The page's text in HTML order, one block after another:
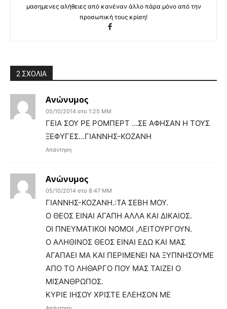
μασημενες αλήθειες από κανέναν άλλο πάρα μόνο από την
προσωπική τους κρίση!
2 ΣΧΟΛΙΑ
Ανώνυμος
05/10/2014 στο 1:25 ΜΜ
ΓΕΙΑ ΣΟΥ ΡΕ ΡΟΜΠΕΡΤ …ΣΕ ΑΦΗΣΑΝ Η ΤΟΥΣ
ΞΕΦΥΓΕΣ…ΓΙΑΝΝΗΣ-ΚΟΖΑΝΗ
Απάντηση
Ανώνυμος
05/10/2014 στο 8:47 ΜΜ
ΓΙΑΝΝΗΣ-ΚΟΖΑΝΗ.:ΤΑ ΣΕΒΗ ΜΟΥ.
Ο ΘΕΟΣ ΕΙΝΑΙ ΑΓΑΠΗ ΑΛΛΑ ΚΑΙ ΔΙΚΑΙΟΣ.
ΟΙ ΠΝΕΥΜΑΤΙΚΟΙ ΝΟΜΟΙ ,ΛΕΙΤΟΥΡΓΟΥΝ.
Ο ΑΛΗΘΙΝΟΣ ΘΕΟΣ ΕΙΝΑΙ ΕΔΩ ΚΑΙ ΜΑΣ
ΑΓΑΠΑΕΙ ΜΑ ΚΑΙ ΠΕΡΙΜΕΝΕΙ ΝΑ ΞΥΠΝΗΣΟΥΜΕ
ΑΠΟ ΤΟ ΛΗΘΑΡΓΟ ΠΟΥ ΜΑΣ ΤΑΙΖΕΙ Ο
ΜΙΣΑΝΘΡΩΠΟΣ.
ΚΥΡΙΕ ΙΗΣΟΥ ΧΡΙΣΤΕ ΕΛΕΗΣΟΝ ΜΕ